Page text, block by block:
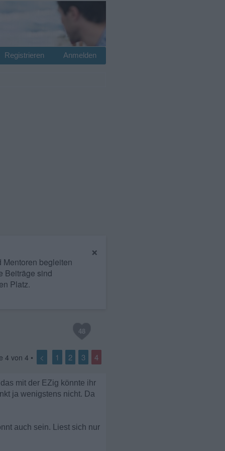
Anmelden
Registrieren
×
begleiten
Beiträge sind
Platz.
48
4 von 4 • < 1 2 3 4
mit der EZig könnte ihr
ja wenigstens nicht. Da
auch sein. Liest sich nur